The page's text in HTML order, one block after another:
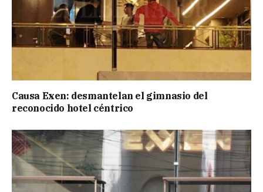
Causa Exen: desmantelan el gimnasio del
reconocido hotel céntrico